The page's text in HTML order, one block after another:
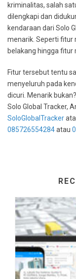
kriminalitas, salah
dilengkapi dan
kendaraan dari Solo
menarik. Seperti fitur
belakang hingga fitur
Fitur tersebut tentu
menyeluruh pada
dicuri. Menarik
Solo Global Tracker,
SoloGlobalTracker
085726554284atau